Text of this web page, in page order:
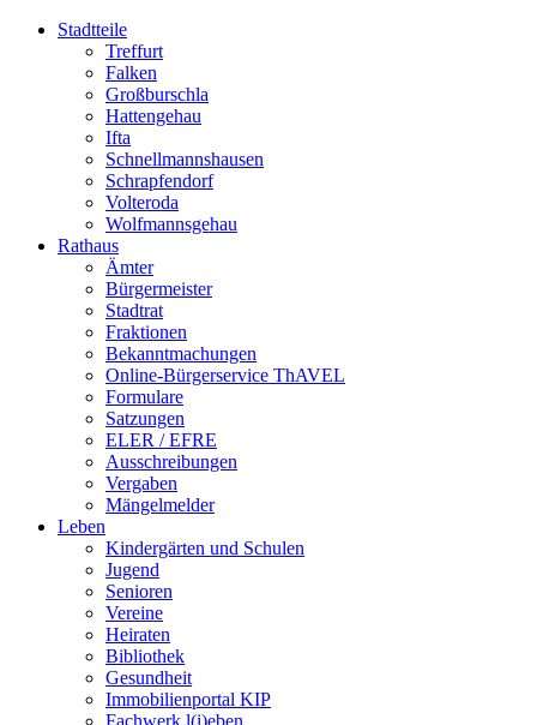
Stadtteile
Treffurt
Falken
Großburschla
Hattengehau
Ifta
Schnellmannshausen
Schrapfendorf
Volteroda
Wolfmannsgehau
Rathaus
Ämter
Bürgermeister
Stadtrat
Fraktionen
Bekanntmachungen
Online-Bürgerservice ThAVEL
Formulare
Satzungen
ELER / EFRE
Ausschreibungen
Vergaben
Mängelmelder
Leben
Kindergärten und Schulen
Jugend
Senioren
Vereine
Heiraten
Bibliothek
Gesundheit
Immobilienportal KIP
Fachwerk l(i)eben